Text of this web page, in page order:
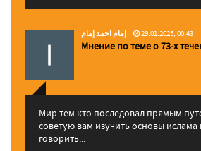
إمام احمد إمام 29.01.2025, 00:43
Мнение по теме о 73-х
Мир тем кто последовал прямым
советую вам изучить основы
говорить...